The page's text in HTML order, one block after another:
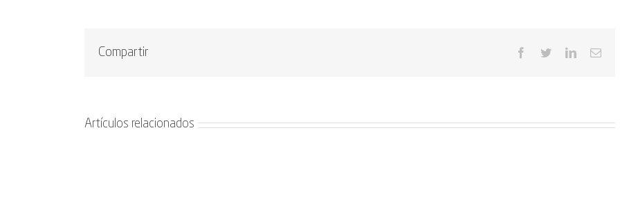
Compartir Facebook
TwitterLinkedIn
Artículos relacionados